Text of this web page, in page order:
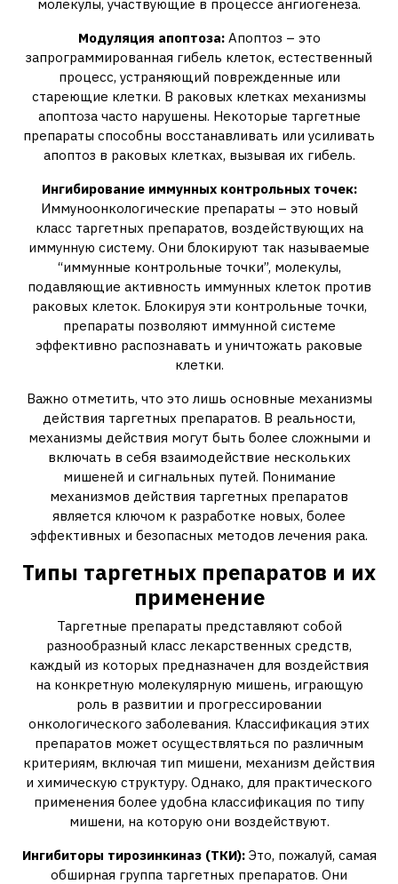
молекулы‚ участвующие в процессе ангиогенеза.
Модуляция апоптоза:Апоптоз – это
запрограммированная гибель клеток‚ естественный
процесс‚ устраняющий поврежденные или
стареющие клетки. В раковых клетках механизмы
апоптоза часто нарушены. Некоторые таргетные
препараты способны восстанавливать или усиливать
апоптоз в раковых клетках‚ вызывая их гибель.
Ингибирование иммунных контрольных точек:
Иммуноонкологические препараты – это новый
класс таргетных препаратов‚ воздействующих на
иммунную систему. Они блокируют так называемые
“иммунные контрольные точки”‚ молекулы‚
подавляющие активность иммунных клеток против
раковых клеток. Блокируя эти контрольные точки‚
препараты позволяют иммунной системе
эффективно распознавать и уничтожать раковые
клетки.
Важно отметить‚ что это лишь основные механизмы
действия таргетных препаратов. В реальности‚
механизмы действия могут быть более сложными и
включать в себя взаимодействие нескольких
мишеней и сигнальных путей. Понимание
механизмов действия таргетных препаратов
является ключом к разработке новых‚ более
эффективных и безопасных методов лечения рака.
Типы таргетных препаратов и их
применение
Таргетные препараты представляют собой
разнообразный класс лекарственных средств‚
каждый из которых предназначен для воздействия
на конкретную молекулярную мишень‚ играющую
роль в развитии и прогрессировании
онкологического заболевания. Классификация этих
препаратов может осуществляться по различным
критериям‚ включая тип мишени‚ механизм действия
и химическую структуру. Однако‚ для практического
применения более удобна классификация по типу
мишени‚ на которую они воздействуют.
Ингибиторы тирозинкиназ (ТКИ):Это‚ пожалуй‚ самая
обширная группа таргетных препаратов. Они